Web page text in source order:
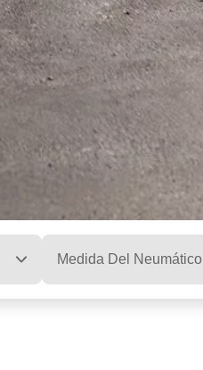
Medida Del Neumático